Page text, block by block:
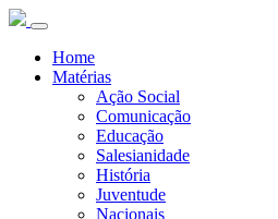
Home
Matérias
Ação Social
Comunicação
Educação
Salesianidade
História
Juventude
Nacionais